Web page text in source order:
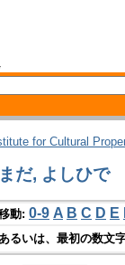
for Cultural
だ, よしひで
動: 0-9 A B C D E
るいは、最初の数文